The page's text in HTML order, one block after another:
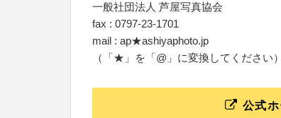
一般社団法人 芦屋写真協会
fax : 0797-23-1701
mail : ap★ashiyaphoto.jp
（「★」を「@」に変換してください）
公式